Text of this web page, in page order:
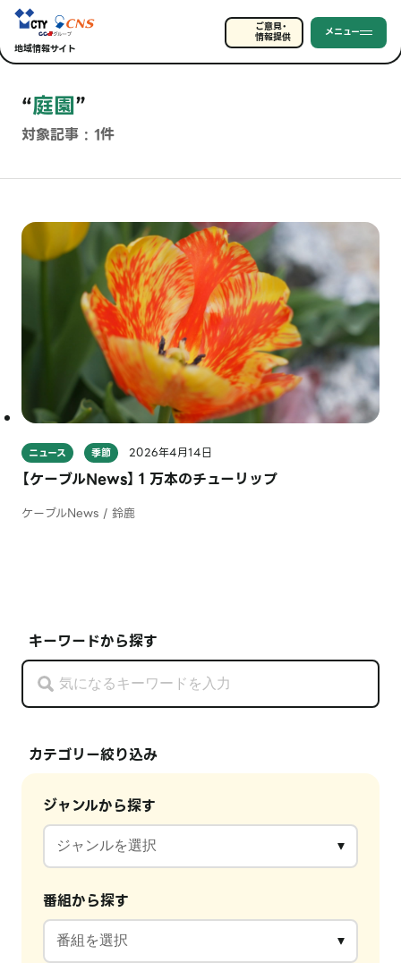
地域情報サイト
ご意見・
情報提供 メニュー
“庭園”
対象記事 : 1件
キーワードから探す
カテゴリー絞り込み
ジャンルから探す
番組から探す
ニュース 季節 2026年4月14日
【ケーブルNews】１万本のチューリップ
ケーブルNews / 鈴鹿